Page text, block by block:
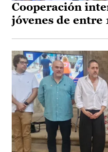
Cooperación
jóvenes de entre